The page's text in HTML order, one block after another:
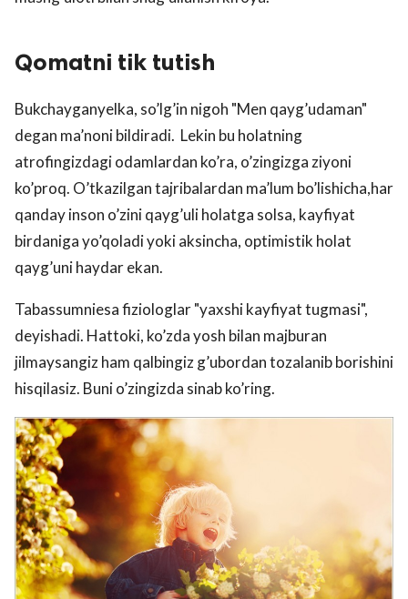
Qomatni tik tutish
Bukchayganyelka, so’lg’in nigoh "Men qayg’udaman"
degan ma’noni bildiradi. Lekin bu holatning
atrofingizdagi odamlardan ko’ra, o’zingizga ziyoni
ko’proq. O’tkazilgan tajribalardan ma’lum bo’lishicha,har
qanday inson o’zini qayg’uli holatga solsa, kayfiyat
birdaniga yo’qoladi yoki aksincha, optimistik holat
qayg’uni haydar ekan.
Tabassumniesa fiziologlar "yaxshi kayfiyat tugmasi",
deyishadi. Hattoki, ko’zda yosh bilan majburan
jilmaysangiz ham qalbingiz g’ubordan tozalanib borishini
hisqilasiz. Buni o’zingizda sinab ko’ring.